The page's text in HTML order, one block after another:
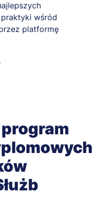
wśród
platformę